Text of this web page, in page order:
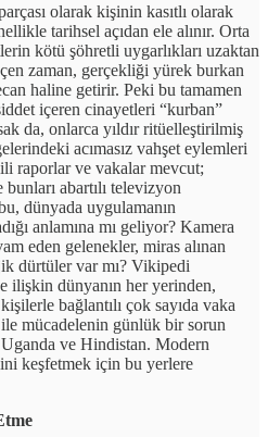
olarak kişinin kasıtlı olarak
tarihsel açıdan ele alınır. Orta
kötü şöhretli uygarlıkları uzaktan
zaman, gerçekliği yürek burkan
haline getirir. Peki bu tamamen
içeren cinayetleri “kurban”
da, onlarca yıldır ritüelleştirilmiş
acımasız vahşet eylemleri
raporlar ve vakalar mevcut;
abartılı televizyon
dünyada uygulamanın
anlamına mı geliyor? Kamera
eden gelenekler, miras alınan
dürtüler var mı? Vikipedi
ilişkin dünyanın her yerinden,
bağlantılı çok sayıda vaka
mücadelenin günlük bir sorun
ve Hindistan. Modern
keşfetmek için bu yerlere